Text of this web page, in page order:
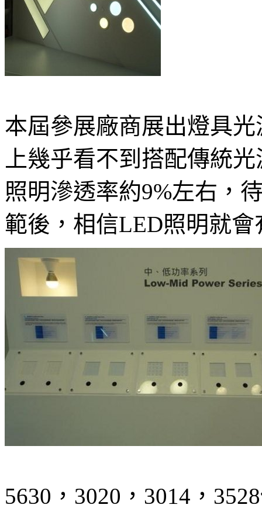
本屆參展廠商展出燈具
上幾乎看不到搭配傳統
照明滲透率約9%左右，
範後，相信LED照明就
5630，3020，3014，